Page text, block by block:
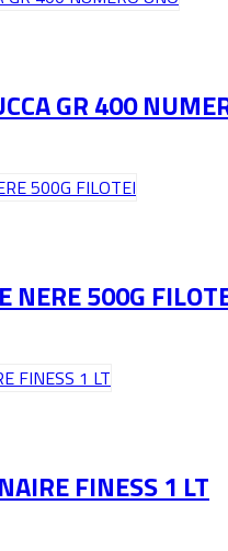
GR 400
NERE 500G
FINESS 1 LT